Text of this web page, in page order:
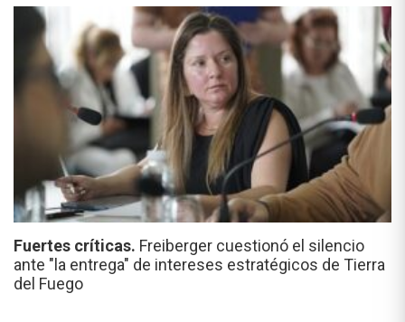
Fuertes críticas. Freiberger cuestionó el silencio
ante "la entrega" de intereses estratégicos de Tierra
del Fuego